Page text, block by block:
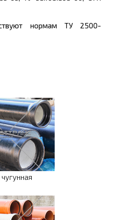
нормам ТУ 2500-